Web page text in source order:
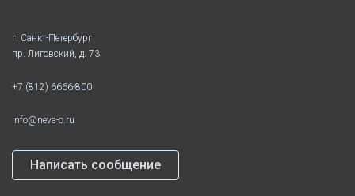
г. Санкт-Петербург
пр. Лиговский, д. 73
+7 (812) 6666-800
info@neva-c.ru
Написать сообщение